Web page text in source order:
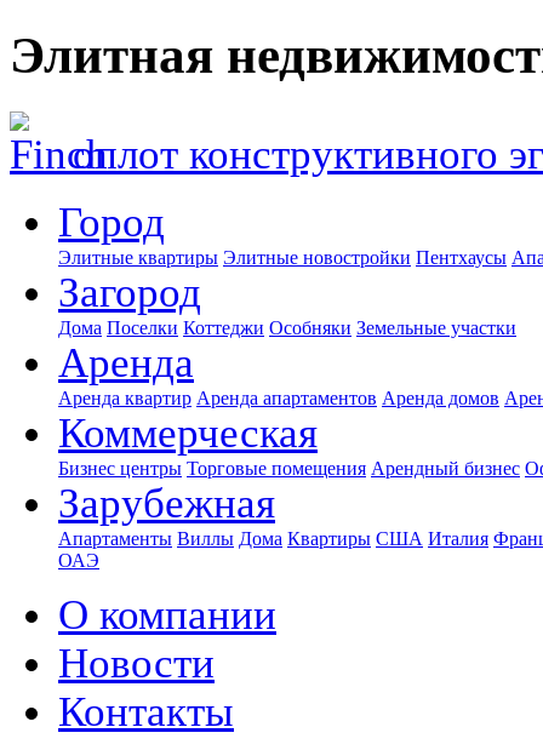
Элитная
оплот конструктивного
Город
Элитные квартиры Элитные новостройки Пентхаусы
Загород
Дома Поселки Коттеджи Особняки Земельные участки
Аренда
Аренда квартир Аренда апартаментов Аренда домов
Коммерческая
Бизнес центры Торговые помещения Арендный бизнес
Зарубежная
Апартаменты Виллы Дома Квартиры США Италия
ОАЭ
О компании
Новости
Контакты